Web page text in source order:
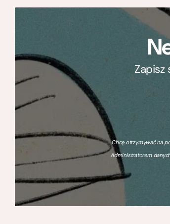
Chcę otrzymywać na
Administratorem